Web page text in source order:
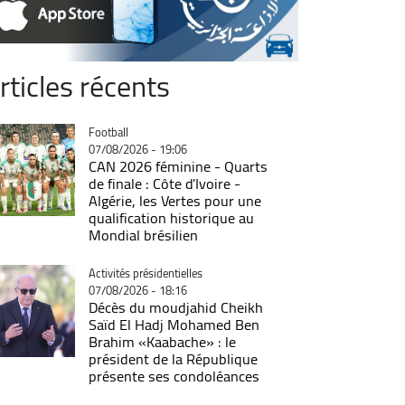
récents
Catégorie
Football
07/08/2026 - 19:06
CAN 2026 féminine - Quarts
de finale : Côte d'Ivoire -
Algérie, les Vertes pour une
qualification historique au
Mondial brésilien
Catégorie
Activités présidentielles
07/08/2026 - 18:16
Décès du moudjahid Cheikh
Saïd El Hadj Mohamed Ben
Brahim «Kaabache» : le
président de la République
présente ses condoléances